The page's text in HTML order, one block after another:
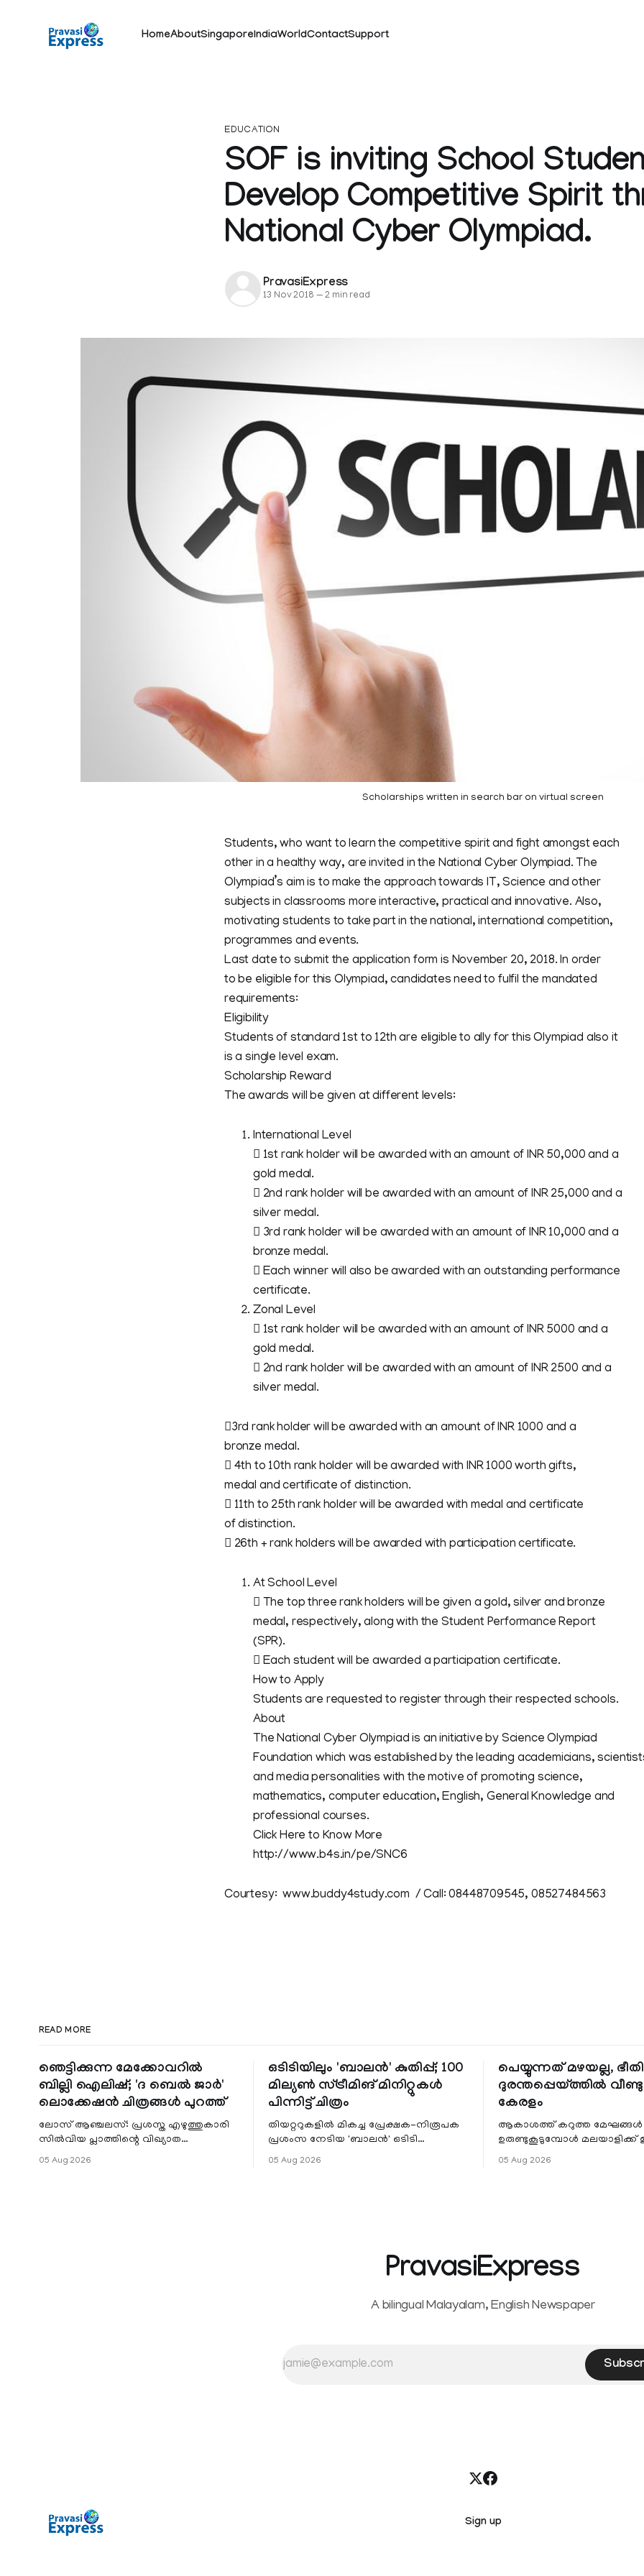
HomeAboutSingaporeIndiaWorldContactSupport
EDUCATION
SOF is inviting School
Develop Competitive Spirit
National Cyber Olympiad.
PravasiExpress
13 Nov 2018 —2 min read
Scholarships written in search bar on virtual screen
Students, who want to learn the competitive spirit and fight amongst each
other in a healthy way, are invited in the National Cyber Olympiad. The
Olympiad’s aim is to make the approach towards IT, Science and other
subjects in classrooms more interactive, practical and innovative. Also,
motivating students to take part in the national, international competition,
programmes and events.
Last date to submit the application form is November 20, 2018. In order
to be eligible for this Olympiad, candidates need to fulfil the mandated
requirements:
Eligibility
Students of standard 1st to 12th are eligible to ally for this Olympiad also it
is a single level exam.
Scholarship Reward
The awards will be given at different levels:
International Level
 1st rank holder will be awarded with an amount of INR 50,000 and a
gold medal.
 2nd rank holder will be awarded with an amount of INR 25,000 and a
silver medal.
 3rd rank holder will be awarded with an amount of INR 10,000 and a
bronze medal.
 Each winner will also be awarded with an outstanding performance
certificate.
Zonal Level
 1st rank holder will be awarded with an amount of INR 5000 and a
gold medal.
 2nd rank holder will be awarded with an amount of INR 2500 and a
silver medal.
3rd rank holder will be awarded with an amount of INR 1000 and a
bronze medal.
 4th to 10th rank holder will be awarded with INR 1000 worth gifts,
medal and certificate of distinction.
 11th to 25th rank holder will be awarded with medal and certificate
of distinction.
 26th + rank holders will be awarded with participation certificate.
At School Level
 The top three rank holders will be given a gold, silver and bronze
medal, respectively, along with the Student Performance Report
(SPR).
 Each student will be awarded a participation certificate.
How to Apply
Students are requested to register through their respected schools.
About
The National Cyber Olympiad is an initiative by Science Olympiad
Foundation which was established by the leading academicians,
and media personalities with the motive of promoting science,
mathematics, computer education, English, General Knowledge and
professional courses.
Click Here to Know More
http://www.b4s.in/pe/SNC6
Courtesy: www.buddy4study.com / Call: 08448709545, 08527484563
READ MORE
ഞെട്ടിക്കുന്ന മേക്കോവറിൽ
ബില്ലി ഐലിഷ്; 'ദ ബെൽ ജാർ'
ലൊക്കേഷൻ ചിത്രങ്ങൾ പുറത്ത്
ലോസ് ആഞ്ചലസ്: പ്രശസ്ത എഴുത്തുകാരി
സിൽവിയ പ്ലാത്തിന്റെ വിഖ്യാത
നോവലിനെ ആസ്പദമാക്കി ഒരുങ്ങുന്ന 'ദ
ബെൽ ജാർ' എന്ന ചിത്രത്തി
05 Aug 2026
ഒടിടിയിലും 'ബാലൻ' കുതിപ്പ്; 100
മില്യൺ സ്ട്രീമിങ് മിനിറ്റുകൾ
പിന്നിട്ട് ചിത്രം
തിയറ്ററുകളിൽ മികച്ച പ്രേക്ഷക-നിരൂപക
പ്രശംസ നേടിയ 'ബാലൻ' ഒടിടി
റിലീസിനുശേഷവും ശ്രദ്ധേയമായ മുന്നേറ്റം
തുടരുന്നു. സീ5-ൽ
05 Aug 2026
പെയ്യുന്നത് മഴയല്ല,
ദുരന്തപ്പെയ്ത്തിൽ
കേരളം
ആകാശത്ത് കറുത്ത മേഘങ്ങൾ
ഉരുണ്ടുകൂടുമ്പോൾ മലയാളിക്ക്
ആഹ്ലാദമല്ല, ഉള്ളിൽ
വിറയലാണ്. മഴ ഒരുകാലത്ത്
05 Aug 2026
PravasiExpress
A bilingual Malayalam, English Newspaper
Sign up